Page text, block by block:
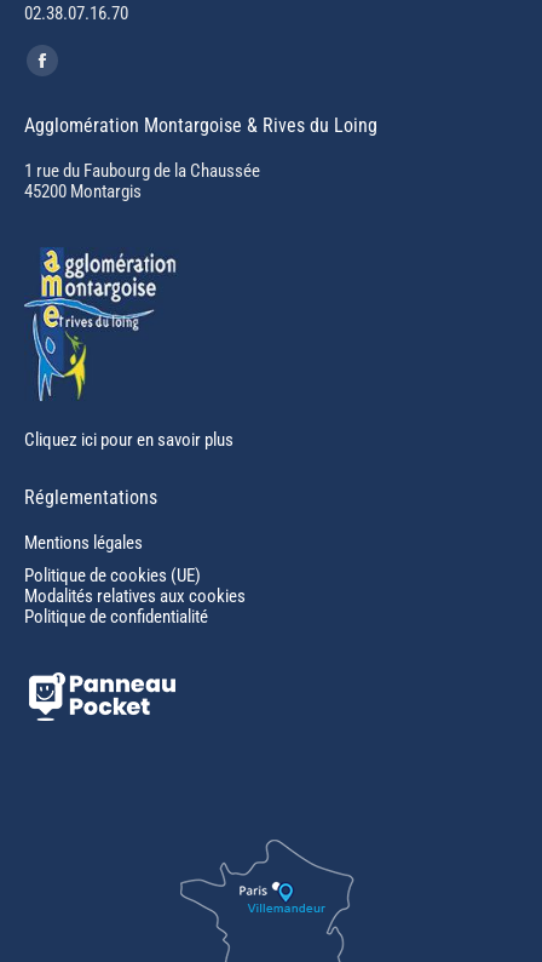
02.38.07.16.70
Trouvez nous sur :
Facebook
opens
in
new
Agglomération Montargoise & Rives du Loing
1 rue du Faubourg de la Chaussée
45200 Montargis
Cliquez ici pour en savoir plus
Réglementations
Mentions légales
Politique de cookies (UE)
Modalités relatives aux cookies
Politique de confidentialité